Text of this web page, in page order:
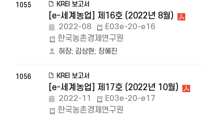
1055 KREI 보고서
[e-세계농업] 제16호 (2022년 8월)
2022-08
E03e-20-e16
한국농촌경제연구원
허장; 김상현; 장혜진
1056 KREI 보고서
[e-세계농업] 제17호 (2022년 10월)
2022-11
E03e-20-e17
한국농촌경제연구원